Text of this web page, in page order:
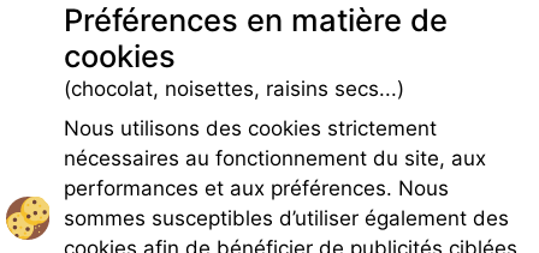
Préférences en matière de
cookies
(chocolat, noisettes, raisins secs...)
Nous utilisons des cookies strictement
nécessaires au fonctionnement du site, aux
performances et aux préférences. Nous
sommes susceptibles d’utiliser également des
cookies afin de bénéficier de publicités ciblées